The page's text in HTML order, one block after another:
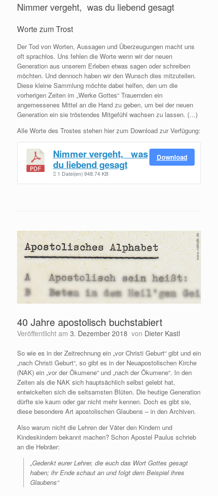
Nimmer vergeht, was du liebend gesagt
Worte zum Trost
Der Tod von Worten, Aussagen und Überzeugungen macht uns
oft sprachlos. Uns fehlen die Worte wenn wir der neuen
Generation aus unserem Erleben etwas sagen oder schreiben
möchten. Und dennoch haben wir den Wunsch dies mitzuteilen.
Diese kleine Sammlung möchte dabei helfen, den um die
vorherigen Zeiten im „Werke Gottes“ Trauernden ein
angemessenes Mittel an die Hand zu geben, um bei der neuen
Generation ein sie tröstendes Mitgefühl wachsen zu lassen. (…)
Alle Worte des Trostes stehen hier zum Download zur Verfügung:
Nimmer vergeht, was
du liebend gesagt
1 Datei(en) 948.74 KB
Download
40 Jahre apostolisch buchstabiert
Veröffentlicht am 3. Dezember 2018 von Dieter Kastl
So wie es in der Zeitrechnung ein „vor Christi Geburt“ gibt und ein
„nach Christi Geburt“, so gibt es in der Neuapostolischen Kirche
(NAK) ein „vor der Ökumene“ und „nach der Ökumene“. In den
Zeiten als die NAK sich hauptsächlich selbst gelebt hat,
entwickelten sich die seltsamsten Blüten. Die heutige Generation
dürfte sie kaum oder gar nicht mehr kennen. Doch es gibt sie,
diese besondere Art apostolischen Glaubens – in den Archiven.
Also warum nicht die Lehren der Väter den Kindern und
Kindeskindern bekannt machen? Schon Apostel Paulus schrieb
an die Hebräer:
„Gedenkt eurer Lehrer, die euch das Wort Gottes gesagt
haben; ihr Ende schaut an und folgt dem Beispiel ihres
Glaubens“